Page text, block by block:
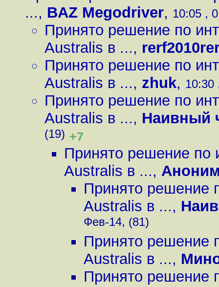
..., BAZ Megodriver, 10:05 ,
Принято решение по
Australis в ...,
Принято решение по
Australis в ..., zhuk, 10:30
Принято решение по
Australis в ..., Наивный
(19) +7
Принято решение по
Australis в ...,
Принято решение
Australis в ...,
Фев-14, (81)
Принято решение
Australis в ...,
Принято решение